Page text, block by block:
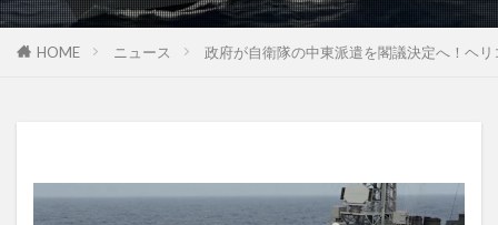
HOME ニュース 政府が自衛隊の中東派遣を閣議決定へ！ヘ